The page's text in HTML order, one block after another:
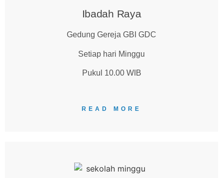
Ibadah Raya
Gedung Gereja GBI GDC
Setiap hari Minggu
Pukul 10.00 WIB
READ MORE